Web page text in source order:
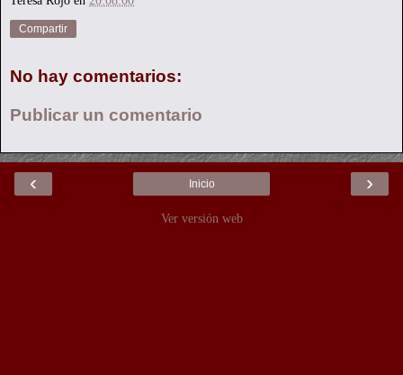
Compartir
No hay comentarios:
Publicar un comentario
‹ ›
Inicio
Ver versión web